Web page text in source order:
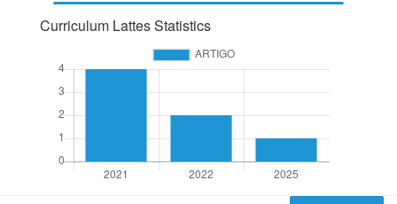
Curriculum Lattes Statistics